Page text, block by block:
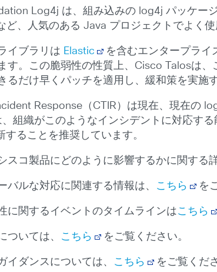
Log4j は、組み込みの log4j パッケー
ど、人気のある Java プロジェクトでよく使
イブラリは Elastic
を含むエンタープライ
す。この脆弱性の性質上、Cisco Talosは
るだけ早くパッチを適用し、緩和策を実施
Response（CTIR）は現在、現在の
、組織がこのようなインシデントに対応す
することを推奨しています。
スコ製品にどのように影響するかに関する
バルな対応に関連する情報は、 こちら を
に関するイベントのタイムラインはこちら
ついては、 こちら をご覧ください。
イダンスについては、 こちら をご覧くだ